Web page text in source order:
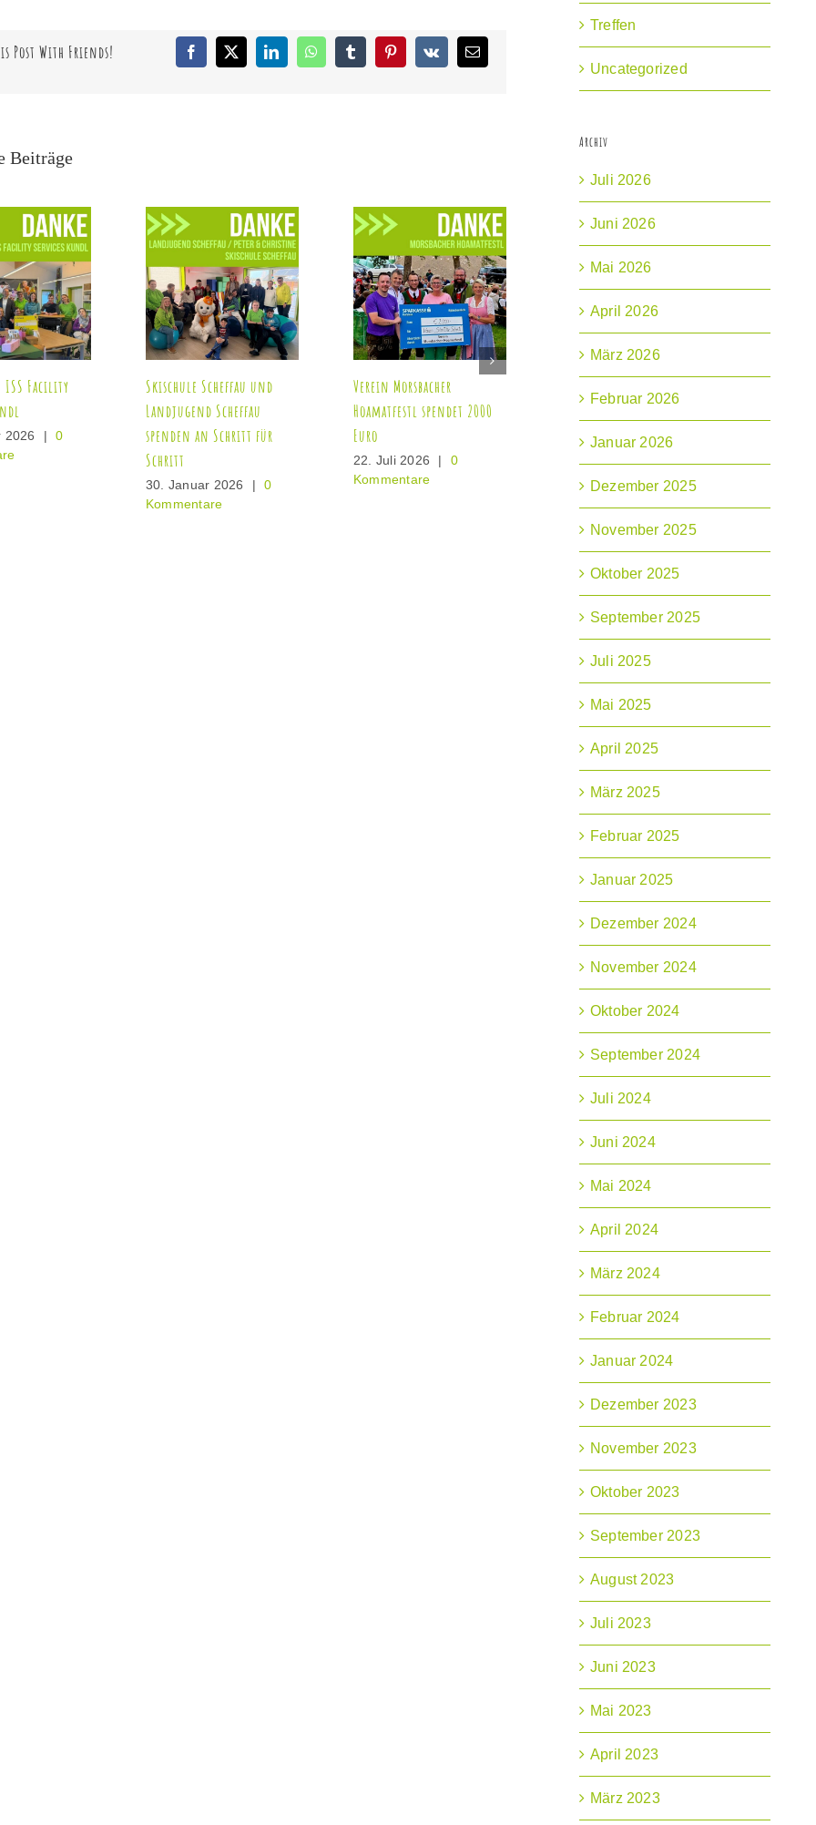
Post With Friends! Facebook
X LinkedInWhatsAppTumblrPinterest
Vk
E-
Beiträge
Scheffau und
Scheffau
an Schritt für
Verein Morsbacher
Hoamatfestl spendet 2000
Euro
22. Juli 2026
Kommentare
Danke an die
Ehrenamtlichen im
30. April 2026
Kommentare
Schritt
Kommentare
Treffen
Uncategorized
Archiv
Juli 2026
Juni 2026
Mai 2026
April 2026
März 2026
Februar 2026
Januar 2026
Dezember 2025
November 2025
Oktober 2025
September 2025
Juli 2025
Mai 2025
April 2025
März 2025
Februar 2025
Januar 2025
Dezember 2024
November 2024
Oktober 2024
September 2024
Juli 2024
Juni 2024
Mai 2024
April 2024
März 2024
Februar 2024
Januar 2024
Dezember 2023
November 2023
Oktober 2023
September 2023
August 2023
Juli 2023
Juni 2023
Mai 2023
April 2023
März 2023